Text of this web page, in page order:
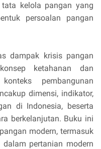
kelola pangan yang
persoalan pangan
dampak krisis pangan
ketahanan dan
pembangunan
dimensi, indikator,
di Indonesia, beserta
berkelanjutan. Buku ini
modern, termasuk
pertanian modern